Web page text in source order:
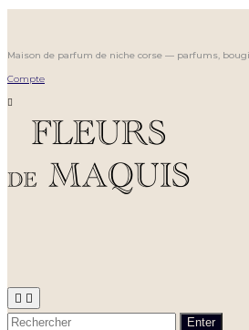
Maison de parfum de niche corse — parfums,
Compte

 
Enter